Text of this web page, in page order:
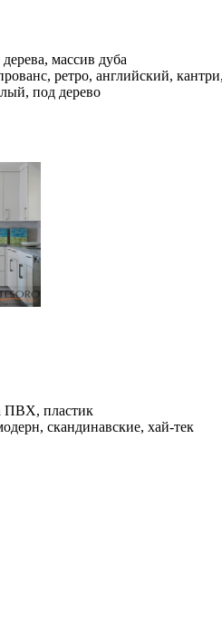
массив дуба
ретро, английский,
под дерево
ПВХ, пластик
скандинавские, хай-тек